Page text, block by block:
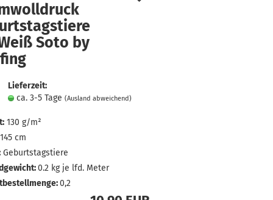
Soto by
Lieferzeit:
ca. 3-5 Tage (Ausland abweichend)
130 g/m²
145 cm
Geburtstagstiere
0.2kg je lfd. Meter
0,2